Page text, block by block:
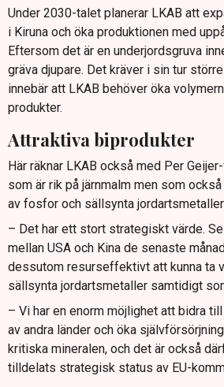
Under 2030-talet planerar LKAB att
i Kiruna och öka produktionen med
Eftersom det är en underjordsgruva
gräva djupare. Det kräver i sin tur
innebär att LKAB behöver öka
produkter.
Attraktiva biprodukter
Här räknar LKAB också med Per
som är rik på järnmalm men som
av fosfor och sällsynta
– Det har ett stort strategiskt värde.
mellan USA och Kina de senaste
dessutom resurseffektivt att kunna ta
sällsynta jordartsmetaller samtidigt
– Vi har en enorm möjlighet att bidra
av andra länder och öka
kritiska mineralen, och det är också
tilldelats strategisk status av EU-